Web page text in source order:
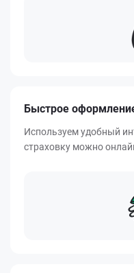
Быстрое
Используем удобный
страховку можно